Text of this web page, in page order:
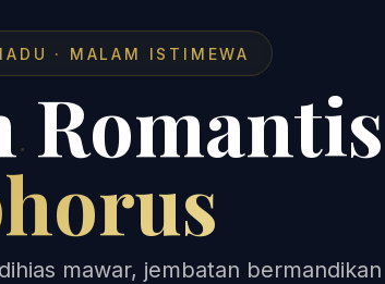
· MALAM ISTIMEWA
Romantis
mawar, jembatan bermandikan